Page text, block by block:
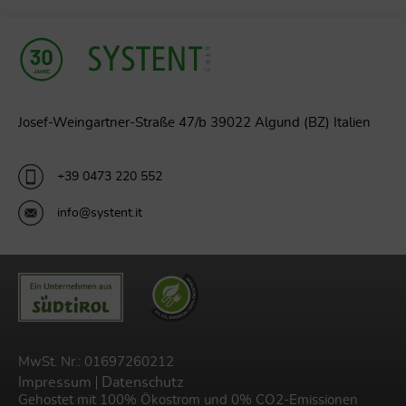
Josef-Weingartner-Straße 47/b 39022 Algund (BZ) Italien
+39 0473 220 552
info@systent.it
MwSt. Nr.: 01697260212
Impressum Datenschutz
Gehostet mit 100% Ökostrom und 0% CO2-Emissionen